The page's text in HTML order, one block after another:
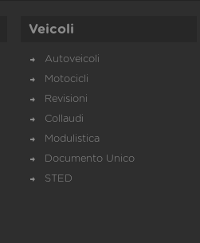
Veicoli
Autoveicoli
Motocicli
Revisioni
Collaudi
Modulistica
Documento Unico
STED